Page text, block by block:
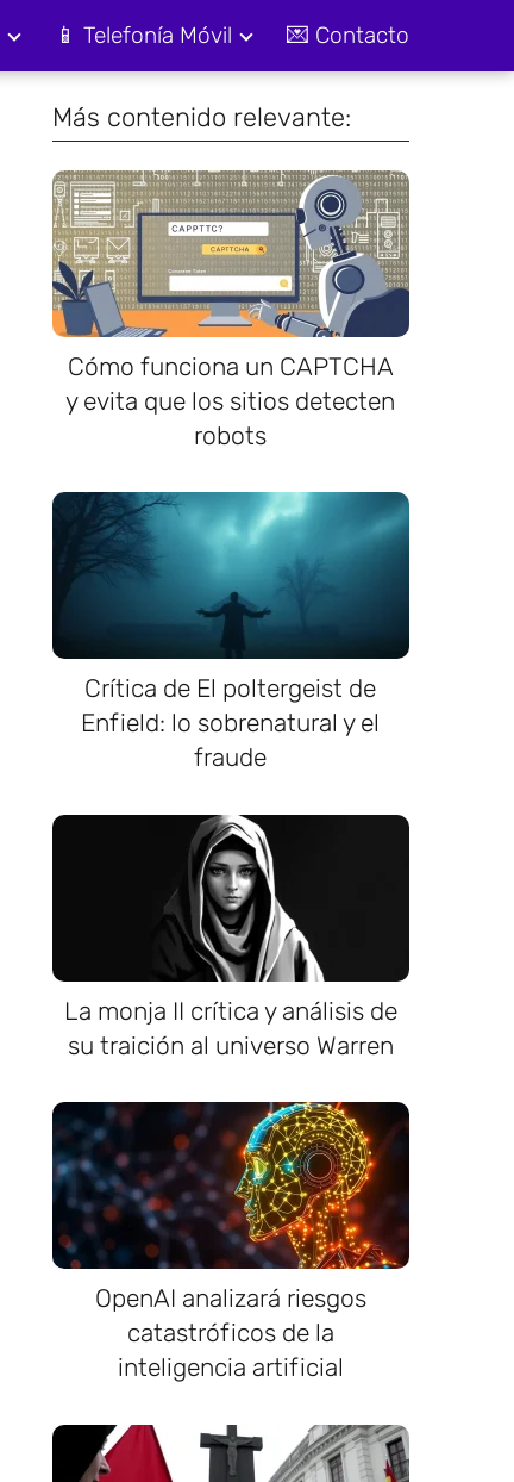
📱 Telefonía Móvil 💌 Contacto
Más contenido relevante:
Cómo funciona un CAPTCHA
y evita que los sitios detecten
robots
Crítica de El poltergeist de
Enfield: lo sobrenatural y el
fraude
La monja II crítica y análisis de
su traición al universo Warren
OpenAI analizará riesgos
catastróficos de la
inteligencia artificial